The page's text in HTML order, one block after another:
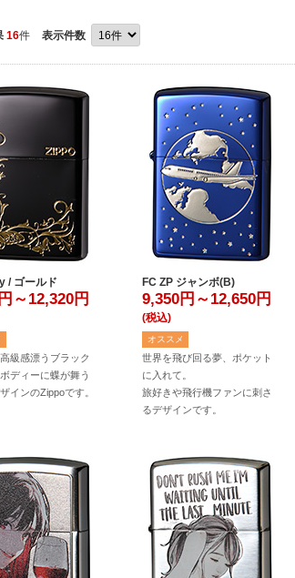
16件 表示件数
/ ゴールド
～12,320円
級感漂うブラック
ディーに蝶が舞う
インのZippoです。
FC ZP ジャンボ(B)
9,350円～12,650円
(税込)
オススメ
世界を飛び回る夢、ポケット
に入れて。
旅好きや飛行機ファンに刺さ
るデザインです。